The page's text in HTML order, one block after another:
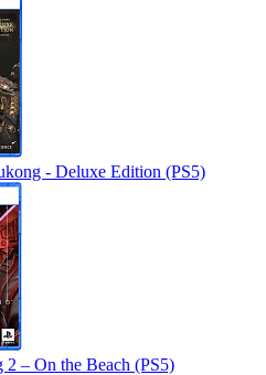
- Deluxe Edition (PS5)
2 – On the Beach (PS5)